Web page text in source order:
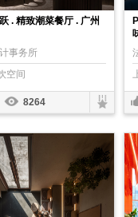
. 精致潮菜餐厅 . 广州
事务所
空间
8264